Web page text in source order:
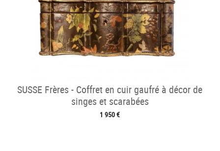
SUSSE Frères - Coffret en cuir gaufré à décor de
singes et scarabées
1 950 €